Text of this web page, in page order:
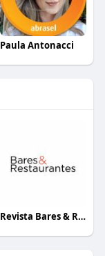
Paula Antonacci
Revista Bares & Restaurantes